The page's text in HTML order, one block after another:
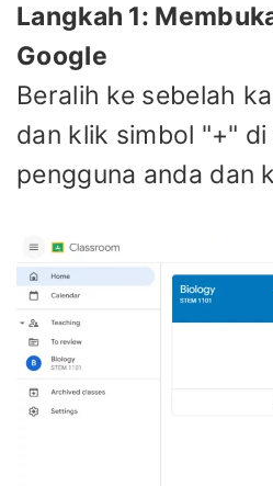
Langkah 1:
Google
Beralih ke sebelah
dan klik simbol "+"
pengguna anda dan